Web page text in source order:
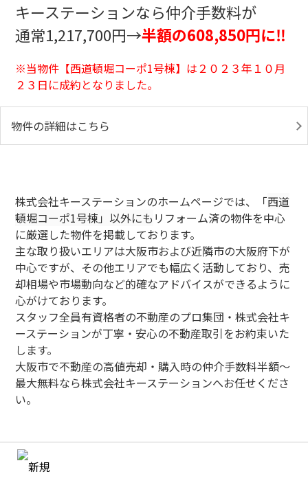
キーステーションなら仲介手数料が
通常1,217,700円→半額の608,850円に‼
※当物件【西道頓堀コーポ1号棟】は２０２３年１０月
２３日に成約となりました。
物件の詳細はこちら
株式会社キーステーションのホームページでは、「西道
頓堀コーポ1号棟」以外にも リフォーム済の物件を中心
に厳選した物件を掲載しております。
主な取り扱いエリアは大阪市および近隣市の大阪府下が
中心ですが、その他エリアでも幅広く活動しており、売
却相場や市場動向など的確なアドバイスができるように
心がけております。
スタッフ全員有資格者の不動産のプロ集団・株式会社キ
ーステーションが丁寧・安心の不動産取引をお約束いた
します。
大阪市で不動産の高値売却・購入時の仲介手数料半額～
最大無料なら株式会社キーステーションへお任せくださ
い。